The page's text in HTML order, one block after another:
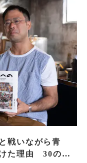
戦いながら青
た理由 30の山